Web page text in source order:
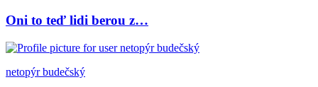
Oni to teď lidi berou z…
netopýr budečský